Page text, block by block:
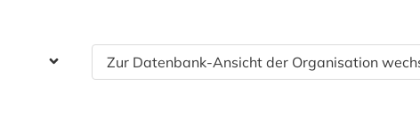
Zur Datenbank-Ansicht der Organisation